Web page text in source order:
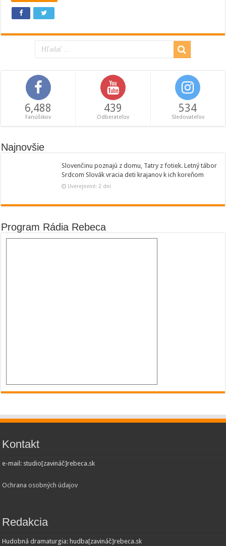
6,488
Fanúšikov
439
Odberateľov
534
Sledovateľov
Najnovšie
Slovenčinu poznajú z domu, Tatry z fotiek. Letný tábor
Srdcom Slovák vracia deti krajanov k ich koreňom
Uverejnené: 2 dni
Program Rádia Rebeca
Kontakt
e-mail: studio[zavináč]rebeca.sk
Ochrana osobných údajov
Redakcia
Hudobná dramaturgia: hudba[zavináč]rebeca.sk